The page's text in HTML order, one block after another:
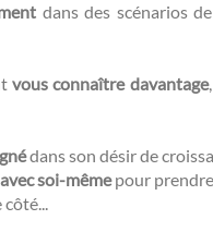
dans des scénarios
vous connaître davantage
dans son désir de
soi-mêmepour prendre
côté...